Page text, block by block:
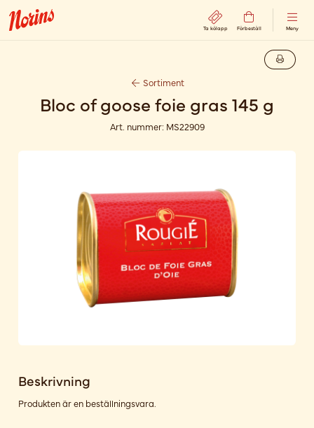
Ta kölapp Förbeställ Meny
Sortiment
Bloc of goose foie gras 145 g
Art. nummer: MS22909
Beskrivning
Produkten är en beställningsvara.